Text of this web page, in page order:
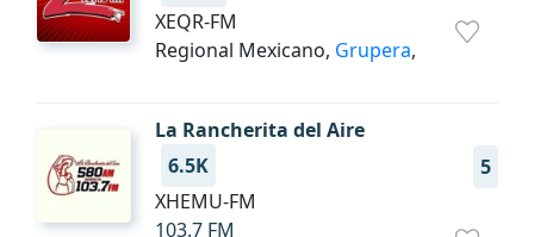
XEQR-FM
Regional Mexicano, Grupera,
La Rancherita del Aire
5
6.5K
XHEMU-FM
103.7 FM